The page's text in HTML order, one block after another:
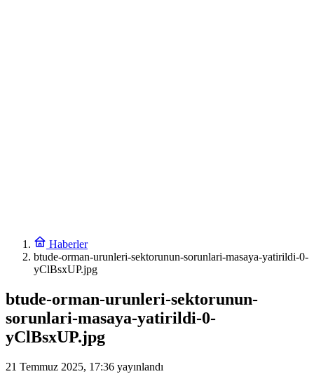
Haberler
btude-orman-urunleri-sektorunun-sorunlari-masaya-yatirildi-0-
yClBsxUP.jpg
btude-orman-urunleri-sektorunun-
sorunlari-masaya-yatirildi-0-
yClBsxUP.jpg
21 Temmuz 2025, 17:36 yayınlandı